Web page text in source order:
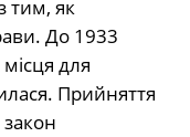
тим, як
До 1933
для
Прийняття